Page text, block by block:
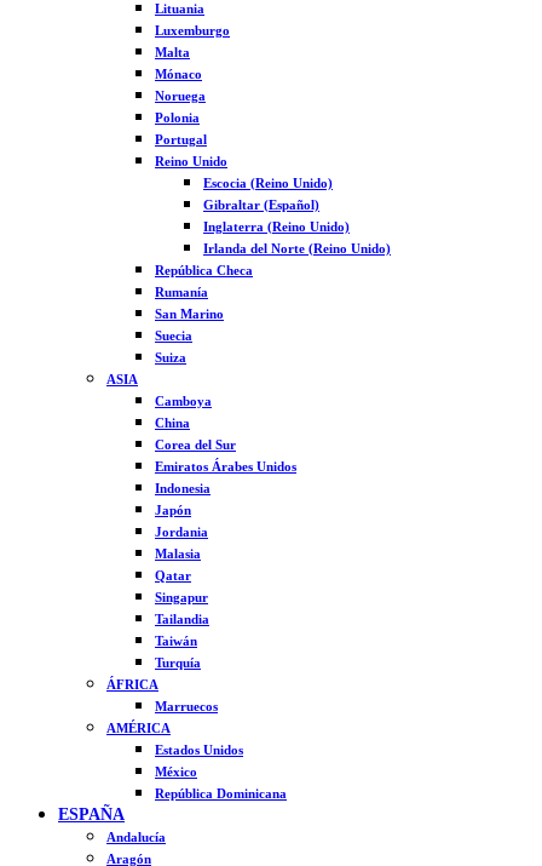
Lituania
Luxemburgo
Malta
Mónaco
Noruega
Polonia
Portugal
Reino Unido
Escocia (Reino Unido)
Gibraltar (Español)
Inglaterra (Reino Unido)
Irlanda del Norte (Reino Unido)
República Checa
Rumanía
San Marino
Suecia
Suiza
ASIA
Camboya
China
Corea del Sur
Emiratos Árabes Unidos
Indonesia
Japón
Jordania
Malasia
Qatar
Singapur
Tailandia
Taiwán
Turquía
ÁFRICA
Marruecos
AMÉRICA
Estados Unidos
México
República Dominicana
ESPAÑA
Andalucía
Aragón